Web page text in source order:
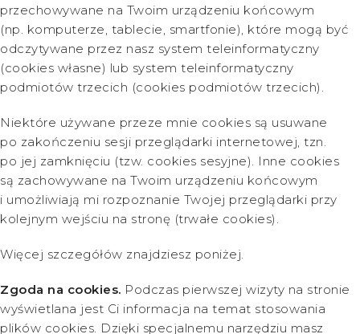
przechowywane na Twoim urządzeniu końcowym
(np. komputerze, tablecie, smartfonie), które mogą być
odczytywane przez nasz system teleinformatyczny
(cookies własne) lub system teleinformatyczny
podmiotów trzecich (cookies podmiotów trzecich).
Niektóre używane przeze mnie cookies są usuwane
po zakończeniu sesji przeglądarki internetowej, tzn.
po jej zamknięciu (tzw. cookies sesyjne). Inne cookies
są zachowywane na Twoim urządzeniu końcowym
i umożliwiają mi rozpoznanie Twojej przeglądarki przy
kolejnym wejściu na stronę (trwałe cookies).
Więcej szczegółów znajdziesz poniżej.
Zgoda na cookies. Podczas pierwszej wizyty na stronie
wyświetlana jest Ci informacja na temat stosowania
plików cookies. Dzięki specjalnemu narzędziu masz